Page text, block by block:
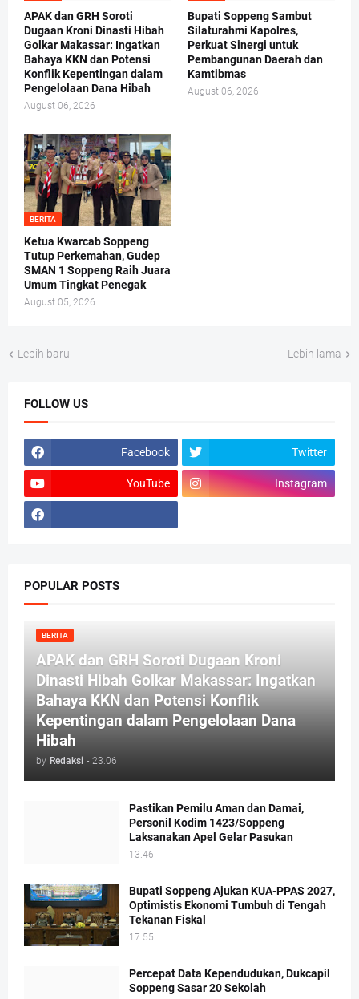
APAK dan GRH Soroti
Dugaan Kroni Dinasti Hibah
Golkar Makassar: Ingatkan
Bahaya KKN dan Potensi
Konflik Kepentingan dalam
Pengelolaan Dana Hibah
August 06, 2026
Bupati Soppeng Sambut
Silaturahmi Kapolres,
Perkuat Sinergi untuk
Pembangunan Daerah dan
Kamtibmas
August 06, 2026
BERITA
Ketua Kwarcab Soppeng
Tutup Perkemahan, Gudep
SMAN 1 Soppeng Raih Juara
Umum Tingkat Penegak
August 05, 2026
Lebih baru Lebih lama
FOLLOW US
Facebook Twitter
YouTube Instagram
POPULAR POSTS
BERITA
APAK dan GRH Soroti Dugaan Kroni
Dinasti Hibah Golkar Makassar: Ingatkan
Bahaya KKN dan Potensi Konflik
Kepentingan dalam Pengelolaan Dana
Hibah
by Redaksi - 23.06
Pastikan Pemilu Aman dan Damai,
Personil Kodim 1423/Soppeng
Laksanakan Apel Gelar Pasukan
13.46
Bupati Soppeng Ajukan KUA-PPAS 2027,
Optimistis Ekonomi Tumbuh di Tengah
Tekanan Fiskal
17.55
Percepat Data Kependudukan, Dukcapil
Soppeng Sasar 20 Sekolah